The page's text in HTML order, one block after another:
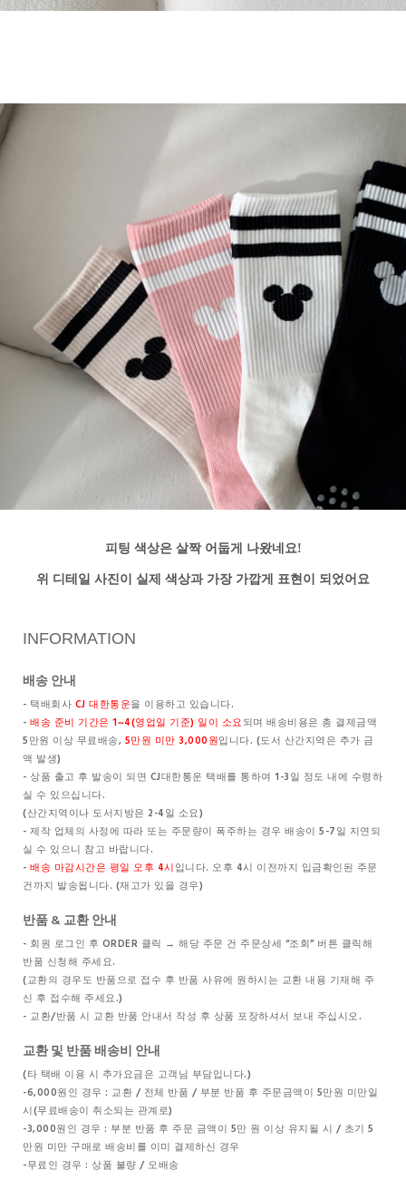
피팅 색상은 살짝 어둡게 나왔네요!
위 디테일 사진이 실제 색상과 가장 가깝게 표현이 되었어요
INFORMATION
배송 안내
- 택배회사 CJ 대한통운을 이용하고 있습니다.
- 배송 준비 기간은 1~4(영업일 기준) 일이 소요 되며 배송비용은 총 결제금액
5만원 이상 무료배송, 5만원 미만 3,000원입니다. (도서 산간지역은 추가 금
액 발생)
- 상품 출고 후 발송이 되면 CJ대한통운 택배를 통하여 1-3일 정도 내에 수령하
실 수 있으십니다.
(산간지역이나 도서지방은 2-4일 소요)
- 제작 업체의 사정에 따라 또는 주문량이 폭주하는 경우 배송이 5-7일 지연되
실 수 있으니 참고 바랍니다.
- 배송 마감시간은 평일 오후 4시 입니다. 오후 4시 이전까지 입금확인된 주문
건까지 발송됩니다. (재고가 있을 경우)
반품 & 교환 안내
- 회원 로그인 후 ORDER 클릭 → 해당 주문 건 주문상세 “조회” 버튼 클릭해
반품 신청해 주세요.
(교환의 경우도 반품으로 접수 후 반품 사유에 원하시는 교환 내용 기재해 주
신 후 접수해 주세요.)
- 교환/반품 시 교환 반품 안내서 작성 후 상품 포장하셔서 보내 주십시오.
교환 및 반품 배송비 안내
(타 택배 이용 시 추가요금은 고객님 부담입니다.)
-6,000원인 경우 : 교환 / 전체 반품 / 부분 반품 후 주문금액이 5만원 미만일
시(무료배송이 취소되는 관계로)
-3,000원인 경우 : 부분 반품 후 주문 금액이 5만 원 이상 유지될 시 / 초기 5
만원 미만 구매로 배송비를 이미 결제하신 경우
-무료인 경우 : 상품 불량 / 오배송